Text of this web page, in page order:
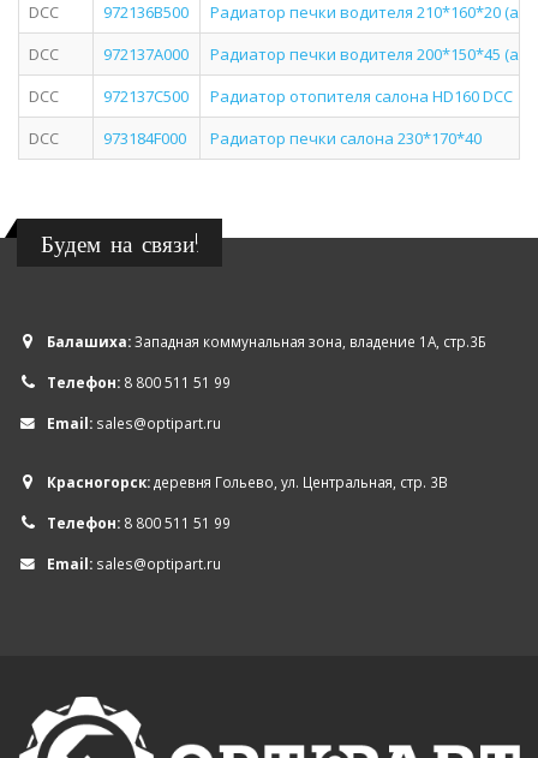
DCC
972136B500
Радиатор печки водителя 210*160*20
DCC
972137A000
Радиатор печки водителя 200*150*45
DCC
972137C500
Радиатор отопителя салона HD160 DCC
DCC
973184F000 Радиатор печки салона 230*170*40
Будем на связи!
Балашиха:Западная коммунальная зона, владение 1А, стр.3Б
Телефон: 8 800 511 51 99
Email: sales@optipart.ru
Красногорск:деревня Гольево, ул. Центральная, стр. 3В
Телефон: 8 800 511 51 99
Email: sales@optipart.ru